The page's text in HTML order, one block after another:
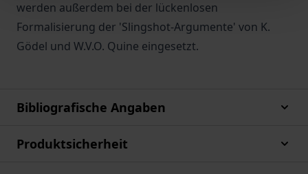
werden außerdem bei der lückenlosen
Formalisierung der 'Slingshot-Argumente' von K.
Gödel und W.V.O. Quine eingesetzt.
Bibliografische Angaben
Produktsicherheit